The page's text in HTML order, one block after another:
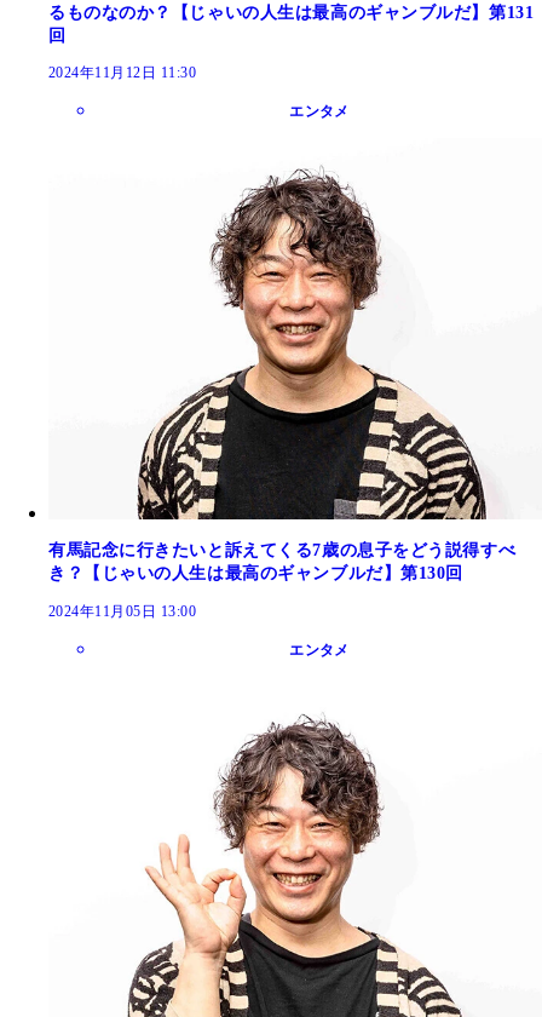
るものなのか？【じゃいの人生は最高のギャンブルだ】第131
回
2024年11月12日 11:30
エンタメ
有馬記念に行きたいと訴えてくる7歳の息子をどう説得すべ
き？【じゃいの人生は最高のギャンブルだ】第130回
2024年11月05日 13:00
エンタメ